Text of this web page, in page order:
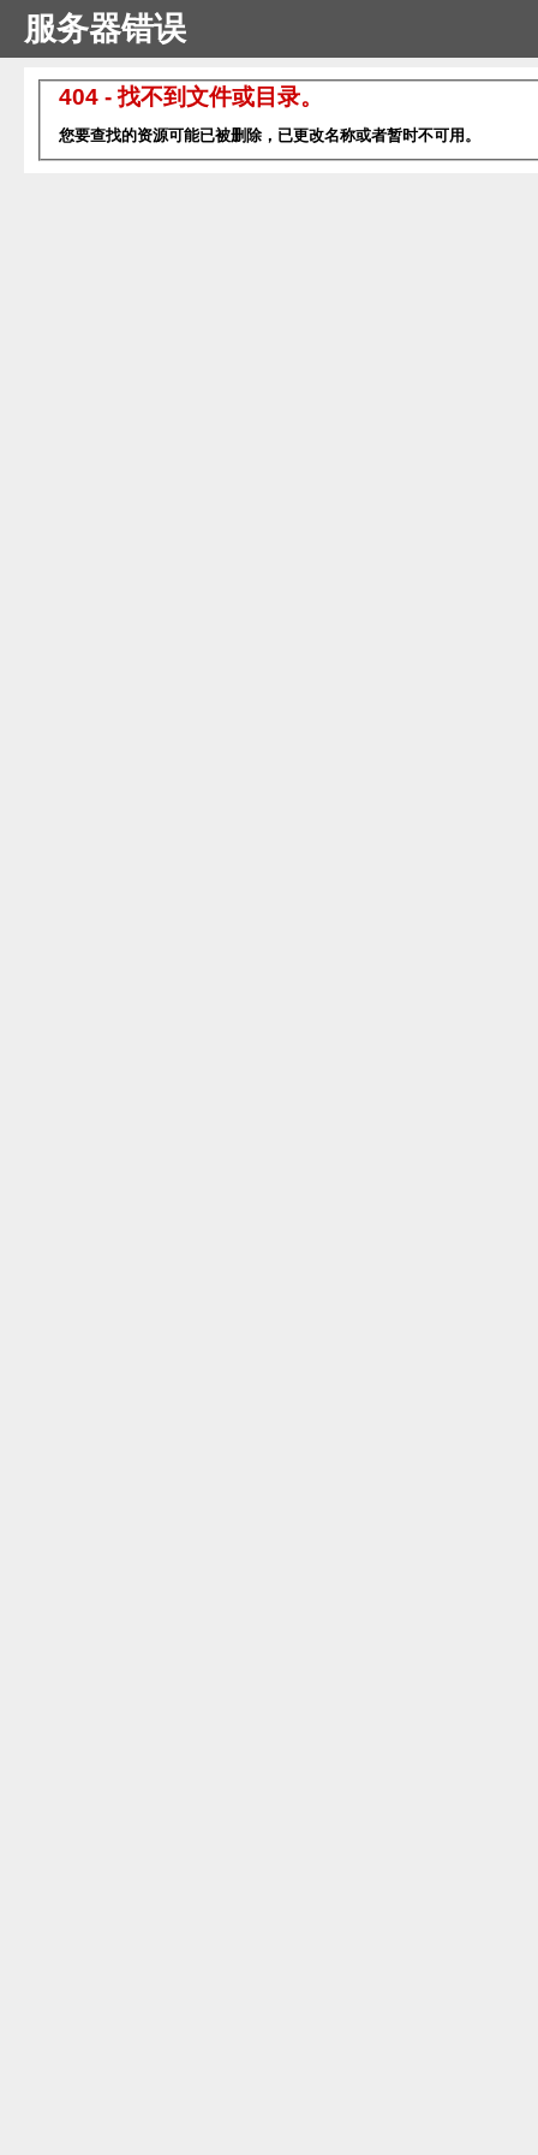
服务器错误
404 - 找不到文件或目录。
您要查找的资源可能已被删除，已更改名称或者暂时不可用。